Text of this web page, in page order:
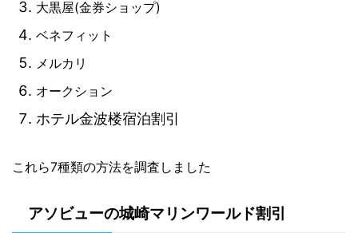
大黒屋(金券ショップ)
ベネフィット
メルカリ
オークション
ホテル金波楼宿泊割引
これら7種類の方法を調査しました
アソビューの城崎マリンワールド割引